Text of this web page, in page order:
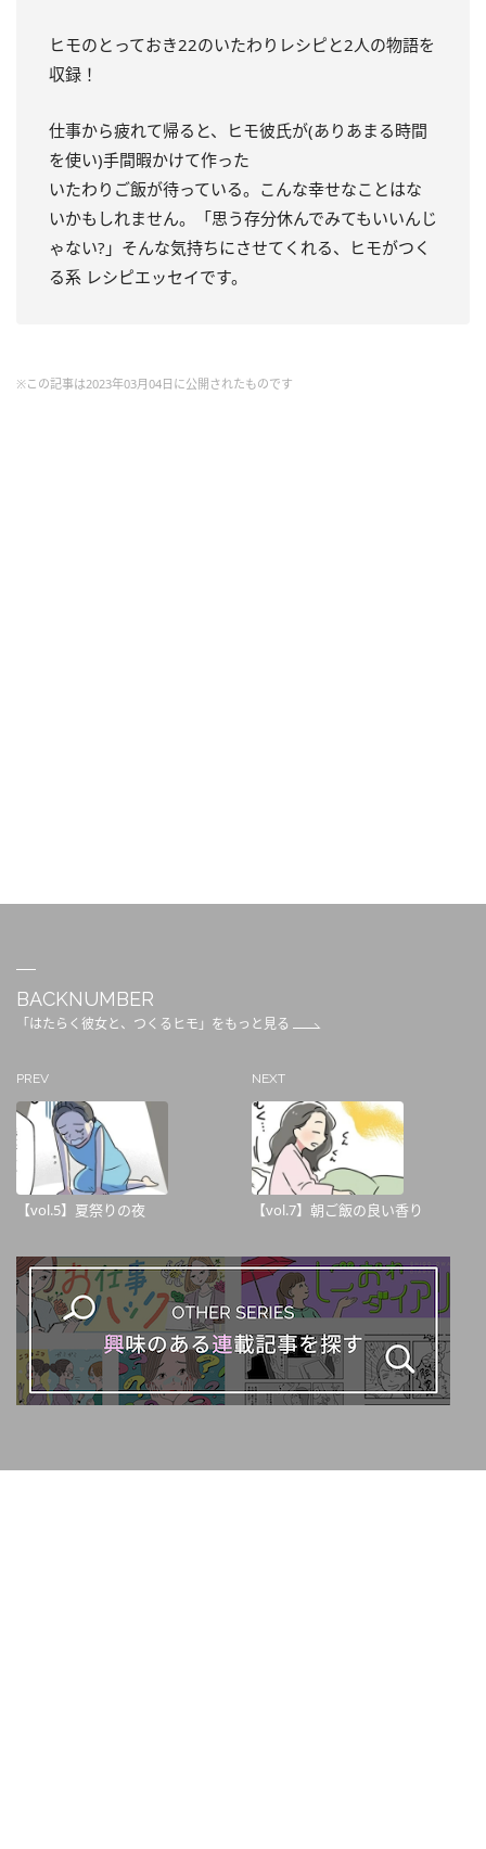
ヒモのとっておき22のいたわりレシピと2人の物語を
収録！
仕事から疲れて帰ると、ヒモ彼氏が(ありあまる時間
を使い)手間暇かけて作った
いたわりご飯が待っている。こんな幸せなことはな
いかもしれません。「思う存分休んでみてもいいんじ
ゃない?」そんな気持ちにさせてくれる、ヒモがつく
る系 レシピエッセイです。
※この記事は2023年03月04日に公開されたものです
BACKNUMBER
「はたらく彼女と、つくるヒモ」をもっと見る
PREV
【vol.5】夏祭りの夜
NEXT
【vol.7】朝ご飯の良い香り